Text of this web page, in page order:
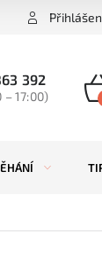
392
– 17:00)